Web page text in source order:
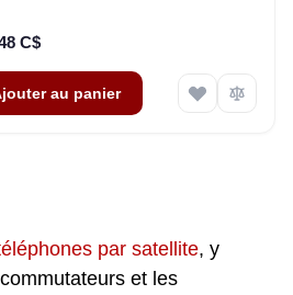
C$
au panier
par satellite, y
et les
replies instantly